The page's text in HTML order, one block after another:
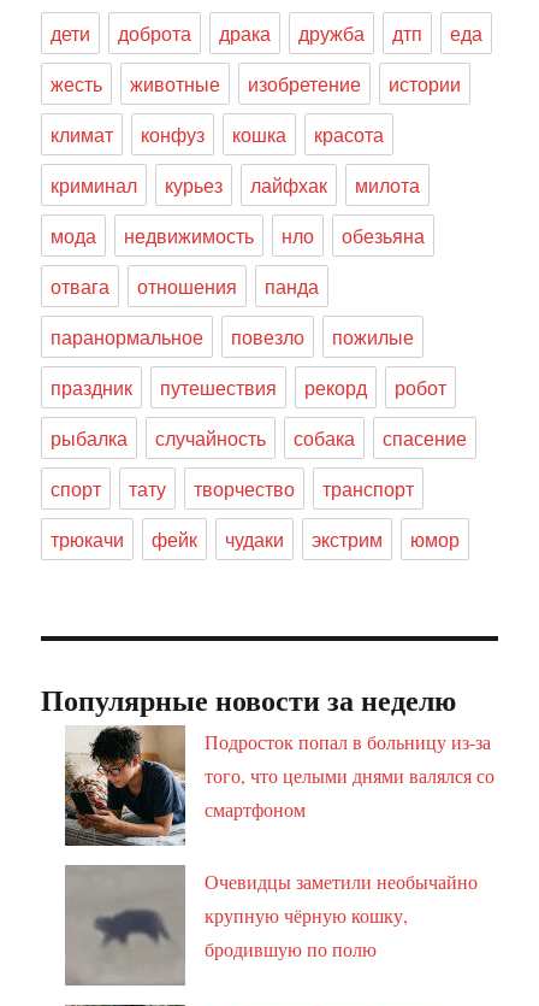
дети доброта драка дружба дтп
еда
жесть
животные изобретение
истории
климат
конфуз кошка
красота
криминал
курьез лайфхак
милота
мода
недвижимость нло
обезьяна
отвага
отношения
панда
паранормальное
повезло
пожилые
праздник
путешествия рекорд
робот
рыбалка
случайность собака
спасение
спорт
тату творчество
транспорт
трюкачи
фейк чудаки экстрим юмор
Популярные новости за неделю
Подросток попал в больницу из-за
того, что целыми днями валялся со
смартфоном
Очевидцы заметили необычайно
крупную чёрную кошку,
бродившую по полю